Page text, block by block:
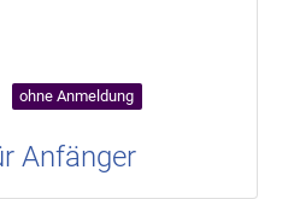
ohne Anmeldung
Anfänger